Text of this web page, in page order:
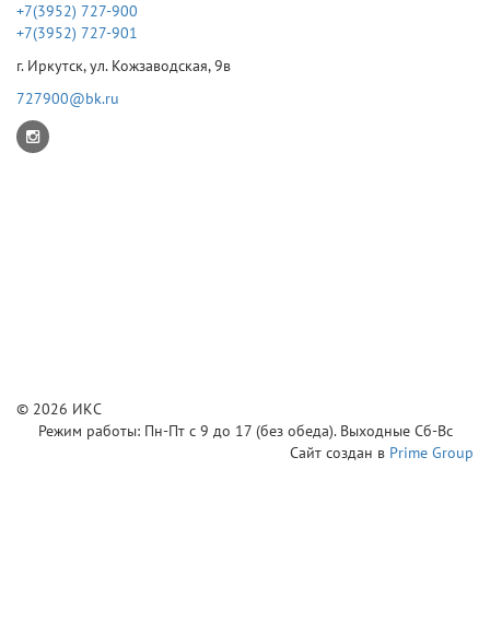
+7(3952) 727-900
+7(3952) 727-901
г. Иркутск, ул. Кожзаводская, 9в
727900@bk.ru
© 2026 ИКС
Режим работы: Пн-Пт с 9 до 17 (без обеда). Выходные Сб-Вс
Сайт создан в Prime Group